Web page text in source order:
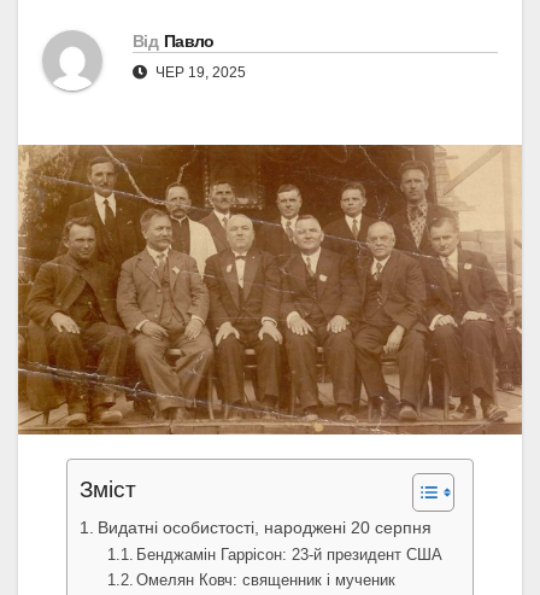
Від Павло
ЧЕР 19, 2025
Зміст
Видатні особистості, народжені 20 серпня
Бенджамін Гаррісон: 23-й президент США
Омелян Ковч: священник і мученик